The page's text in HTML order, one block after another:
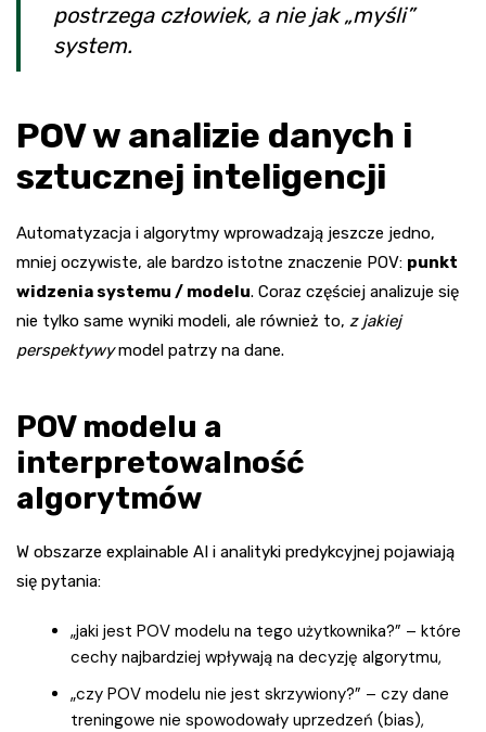
postrzega człowiek, a nie jak „myśli”
system.
POV w analizie danych i
sztucznej inteligencji
Automatyzacja i algorytmy wprowadzają jeszcze jedno,
mniej oczywiste, ale bardzo istotne znaczenie POV: punkt
widzenia systemu / modelu. Coraz częściej analizuje się
nie tylko same wyniki modeli, ale również to, z jakiej
perspektywymodel patrzy na dane.
POV modelu a
interpretowalność
algorytmów
W obszarze explainable AI i analityki predykcyjnej pojawiają
się pytania:
„jaki jest POV modelu na tego użytkownika?” – które
cechy najbardziej wpływają na decyzję algorytmu,
„czy POV modelu nie jest skrzywiony?” – czy dane
treningowe nie spowodowały uprzedzeń (bias),